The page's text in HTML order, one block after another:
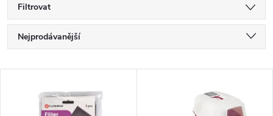
Filtrovat
Ř
a
Nejprodávanější
Abecedně